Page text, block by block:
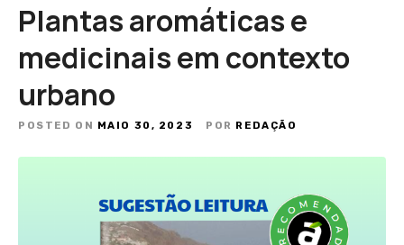
Plantas aromáticas e
medicinais em contexto
urbano
POSTED ON MAIO 30, 2023 POR REDAÇÃO